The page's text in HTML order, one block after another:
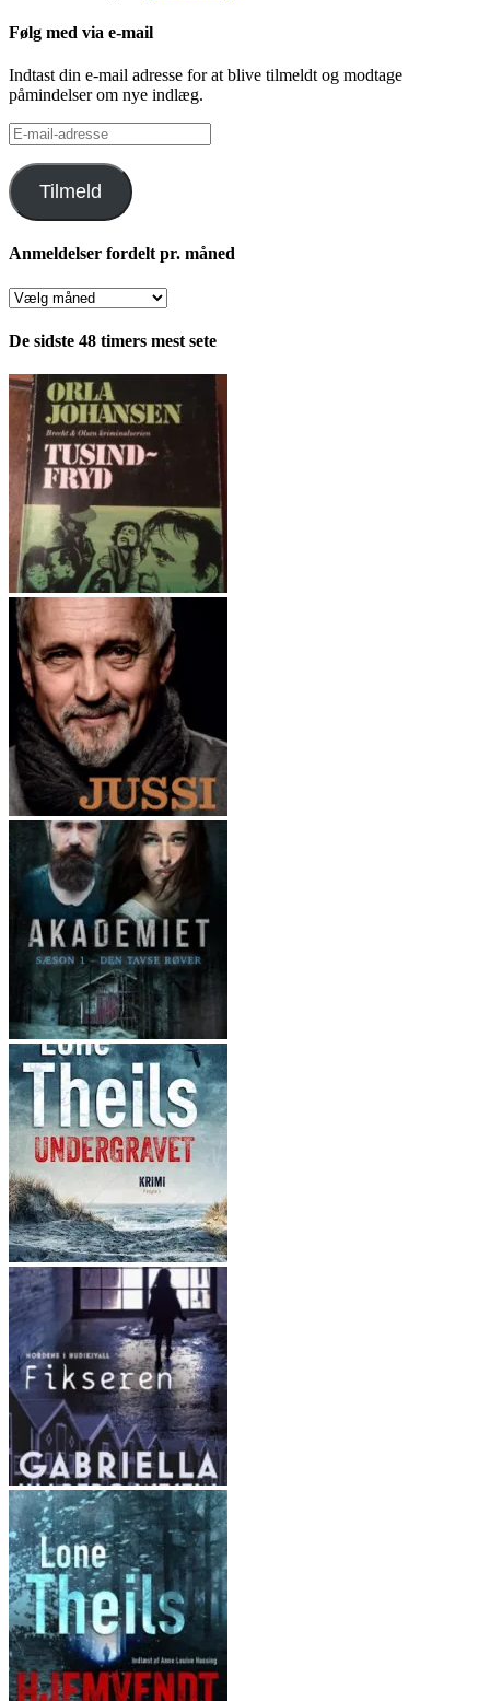
Følg med via e-mail
Indtast din e-mail adresse for at blive tilmeldt og modtage
påmindelser om nye indlæg.
E-
mail-
adresse
Tilmeld
Anmeldelser fordelt pr. måned
Anmeldelser
pr.
De sidste 48 timers mest sete